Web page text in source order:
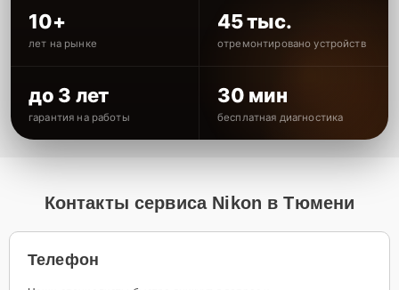
10+
лет на рынке
45 тыс.
отремонтировано устройств
до 3 лет
гарантия на работы
30 мин
бесплатная диагностика
Контакты сервиса Nikon в Тюмени
Телефон